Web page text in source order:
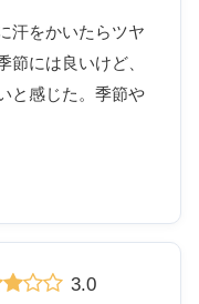
汗をかいたらツヤ
節には良いけど、
と感じた。季節や
3.0